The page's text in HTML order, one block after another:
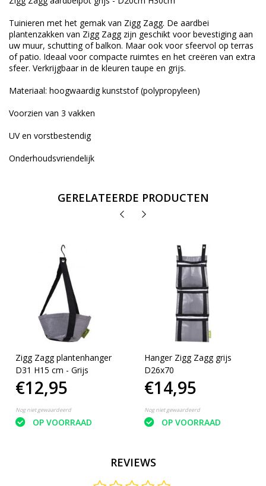
Tuinieren met het gemak van Zigg Zagg. De aardbei
plantenzakken van Zigg Zagg zijn geschikt voor bevestiging aan
uw muur, schutting of balkon. Maar ook voor sfeervol op terras
of patio. Ideaal voor compacte ruimtes en het creëren van extra
sfeer. Verkrijgbaar in de kleuren taupe en grijs.
Materiaal: hoogwaardig kunststof (polypropyleen)
Voorzien van 3 vakken
UV en vorstbestendig
Onderhoudsvriendelijk
GERELATEERDE PRODUCTEN
Zigg Zagg plantenhanger
D31 H15 cm - Grijs
€12,95
Nog niet gewaardeerd
OP VOORRAAD
Hanger Zigg Zagg grijs
D26x70
€14,95
Nog niet gewaardeerd
OP VOORRAAD
REVIEWS